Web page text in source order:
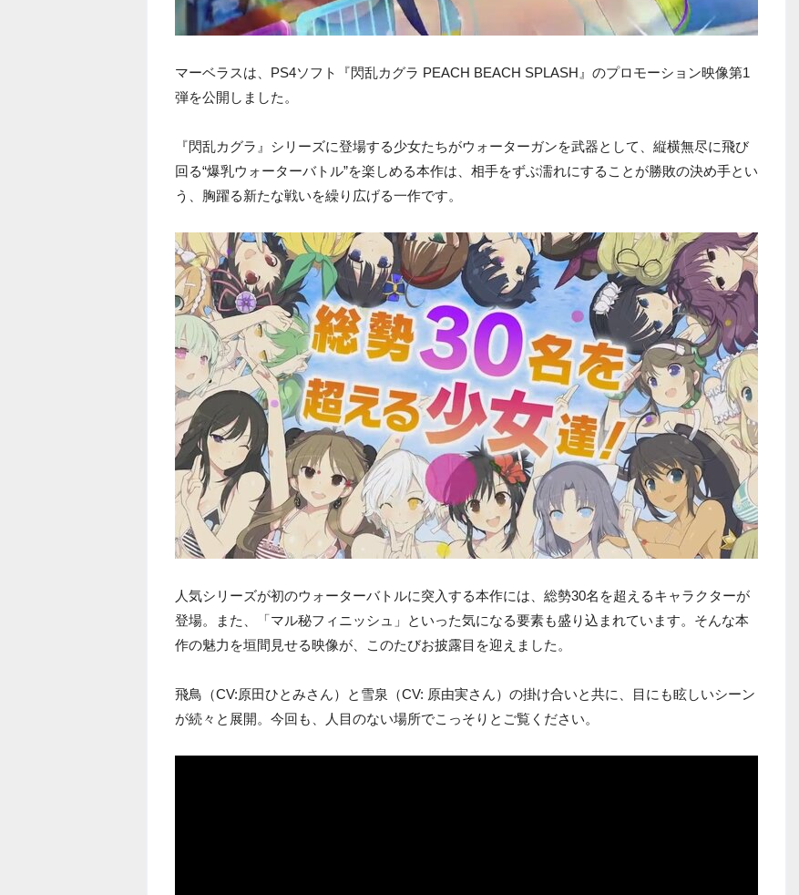
マーベラスは、PS4ソフト『閃乱カグラ PEACH BEACH SPLASH』のプロモーション映像第1
弾を公開しました。
『閃乱カグラ』シリーズに登場する少女たちがウォーターガンを武器として、縦横無尽に飛び
回る“爆乳ウォーターバトル”を楽しめる本作は、相手をずぶ濡れにすることが勝敗の決め手とい
う、胸躍る新たな戦いを繰り広げる一作です。
人気シリーズが初のウォーターバトルに突入する本作には、総勢30名を超えるキャラクターが
登場。また、「マル秘フィニッシュ」といった気になる要素も盛り込まれています。そんな本
作の魅力を垣間見せる映像が、このたびお披露目を迎えました。
飛鳥（CV:原田ひとみさん）と雪泉（CV: 原由実さん）の掛け合いと共に、目にも眩しいシーン
が続々と展開。今回も、人目のない場所でこっそりとご覧ください。